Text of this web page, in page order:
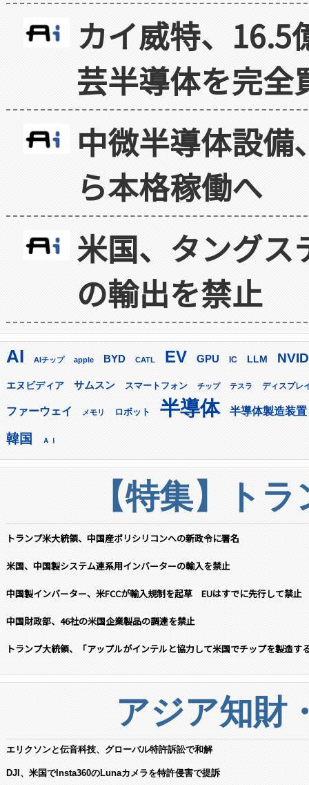
カイ威特、16.5
芸半導体を完全
中微半導体設
ら本格稼働へ
米国、タングス
の輸出を禁止
AI AIチップ apple BYD CATL EV GPU IC LLM
エヌビディア サムスン スマートフォン チップ テスラ ディスプレ
ファーウェイ メモリ ロボット 半導体 半導体製造装置
韓国 ＡＩ
【特集】ト
トランプ米大統領、中国産ポリシリコンへの新政令に署名
米国、中国製システム連系用インバーターの輸入を禁止
中国製インバーター、米FCCが輸入規制を起草 EUはすでに先行して禁止
中国財政部、46社の米国企業製品の調達を禁止
トランプ大統領、「アップルがインテルと協力して米国でチップを製造す
アジア知財
エリクソンと伝音科技、グローバル特許訴訟で和解
DJI、米国でInsta360のLunaカメラを特許侵害で提訴